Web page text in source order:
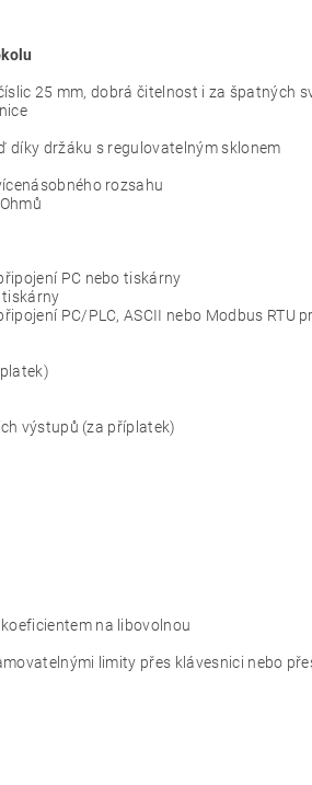
25 mm, dobrá čitelnost i za špatných
díky držáku s regulovatelným sklonem
rozsahu
PC nebo tiskárny
tiskárny
PC/PLC, ASCII nebo Modbus RTU
výstupů (za příplatek)
na libovolnou
limity přes klávesnici nebo